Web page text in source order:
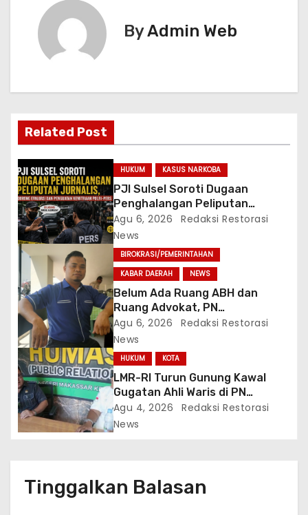
s
p
o
s
ByAdmin Web
Related Post
HUKUM KASUS NARKOBA
PJI Sulsel Soroti Dugaan
Penghalangan Peliputan
Jurnalis, Dorong Evaluasi dan
Penguatan Kemitraan Polri-
Pers
Agu 6, 2026
Redaksi Restorasi
News
BIROKRASI/PEMERINTAHAN
KABAR DAERAH
NEWS
Belum Ada Ruang ABH dan
Ruang Advokat, PN
Sungguminasa Diminta Benahi
Pelayanan Publik
Agu 6, 2026
Redaksi Restorasi
News
HUKUM KOTA
LMR-RI Turun Gunung Kawal
Gugatan Ahli Waris di PN
Makassar, Humas Buka Tahapan
Persidangan
Agu 4, 2026
Redaksi Restorasi
News
Tinggalkan Balasan